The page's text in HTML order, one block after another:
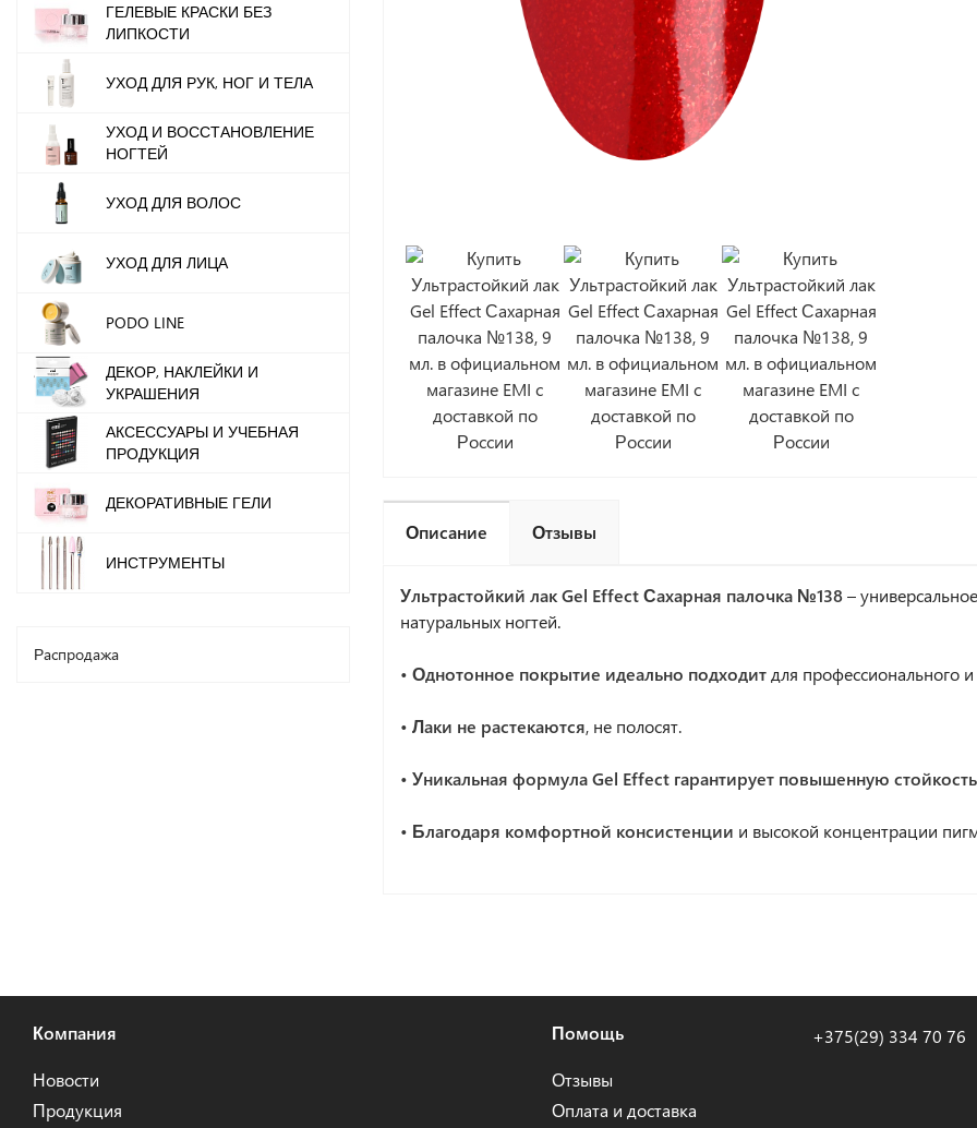
Описание Отзывы
Ультрастойкий лак Gel Effect Сахарная палочка №138–
натуральных ногтей.
• Однотонное покрытие идеально подходит для профессионального
• Лаки не растекаются, не полосят.
• Уникальная формула Gel Effect гарантирует повышенную
• Благодаря комфортной консистенции и высокой концентрации
ГЕЛЕВЫЕ КРАСКИ БЕЗ
ЛИПКОСТИ
УХОД ДЛЯ РУК, НОГ И ТЕЛА
УХОД И ВОССТАНОВЛЕНИЕ
НОГТЕЙ
УХОД ДЛЯ ВОЛОС
УХОД ДЛЯ ЛИЦА
PODO LINE
ДЕКОР, НАКЛЕЙКИ И
УКРАШЕНИЯ
АКСЕССУАРЫ И УЧЕБНАЯ
ПРОДУКЦИЯ
ДЕКОРАТИВНЫЕ ГЕЛИ
ИНСТРУМЕНТЫ
Распродажа
Компания
Новости
Продукция
Помощь
Отзывы
Оплата и доставка
+375(29) 334 70 76